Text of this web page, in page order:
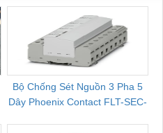
Bộ Chống Sét Nguồn 3 Pha 5
Dây Phoenix Contact FLT-SEC-